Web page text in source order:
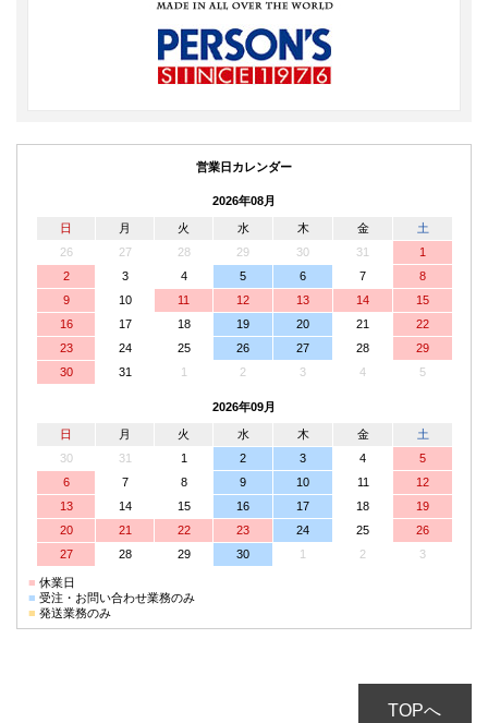
営業日カレンダー
2026年08月
日 月 火 水 木 金
土
26
27 28 29 30 31
1
2
3 4 5 6 7
8
9
10 11 12 13 14
15
16
17 18 19 20 21
22
23
24 25 26 27 28
29
30
31 1 2 3 4 5
2026年09月
日 月 火 水 木 金
土
30
31 1 2 3 4
5
6
7 8 9 10 11
12
13
14 15 16 17 18
19
20
21 22 23 24 25
26
27
28 29 30 1 2 3
■ 休業日
■ 受注・お問い合わせ業務のみ
■ 発送業務のみ
TOPへ